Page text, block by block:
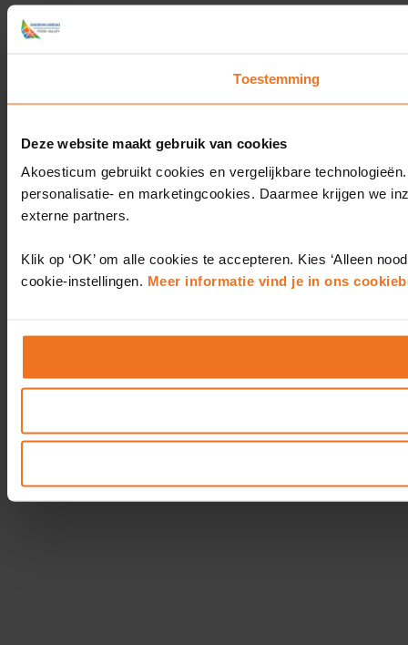
Toestemming
Deze website maakt gebruik van cookies
Akoesticum gebruikt cookies en vergelijkbare
personalisatie- en marketingcookies. Daarmee krijgen we
externe partners.
Klik op ‘OK’ om alle cookies te accepteren. Kies ‘Alleen
cookie-instellingen. Meer informatie vind je in ons